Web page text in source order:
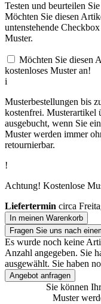
Testen und beurteilen
Möchten Sie diesen
untenstehende
Muster.
Möchten Sie diesen
kostenloses Muster an!
i
Musterbestellungen bis
kostenfrei. Musterartikel
ausgebucht, wenn Sie
Muster werden immer
retournierbar.
!
Achtung! Kostenlose
Liefertermin circa
In meinen Warenkorb
Fragen Sie uns nach
Es wurde noch keine
Anzahl angegeben. Sie
ausgewählt. Sie haben
Angebot anfragen
Sie können
Muster